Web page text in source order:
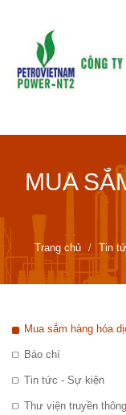
MUA
Trang chủ Tin
Mua sắm hàng hóa
Báo chí
Tin tức - Sự kiện
Thư viện truyền thông